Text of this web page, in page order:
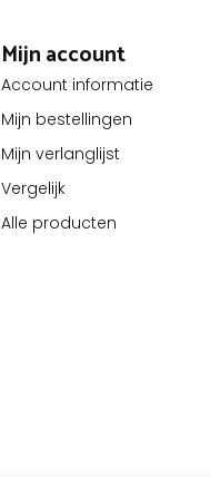
Mijn account
Account informatie
Mijn bestellingen
Mijn verlanglijst
Vergelijk
Alle producten